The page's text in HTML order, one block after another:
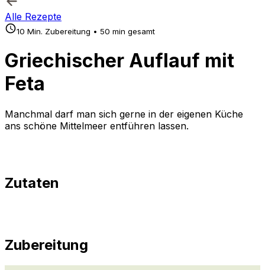
Alle Rezepte
10 Min. Zubereitung • 50 min gesamt
Griechischer Auflauf mit
Feta
Manchmal darf man sich gerne in der eigenen Küche
ans schöne Mittelmeer entführen lassen.
Zutaten
Zubereitung